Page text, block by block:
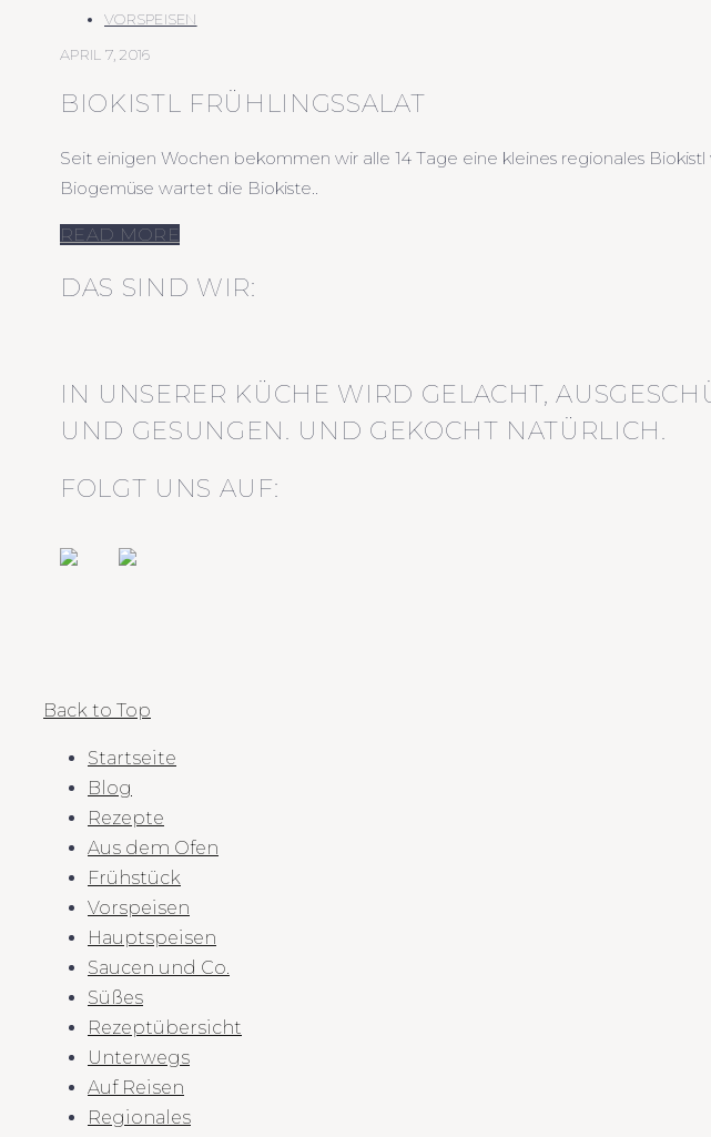
VORSPEISEN
APRIL 7, 2016
BIOKISTL FRÜHLINGSSALAT
Seit einigen Wochen bekommen wir alle 14 Tage eine kleines regionales
Biogemüse wartet die Biokiste..
READ MORE
DAS SIND WIR:
IN UNSERER KÜCHE WIRD GELACHT,
UND GESUNGEN. UND GEKOCHT NATÜRLICH.
FOLGT UNS AUF:
Back to Top
Startseite
Blog
Rezepte
Aus dem Ofen
Frühstück
Vorspeisen
Hauptspeisen
Saucen und Co.
Süßes
Rezeptübersicht
Unterwegs
Auf Reisen
Regionales